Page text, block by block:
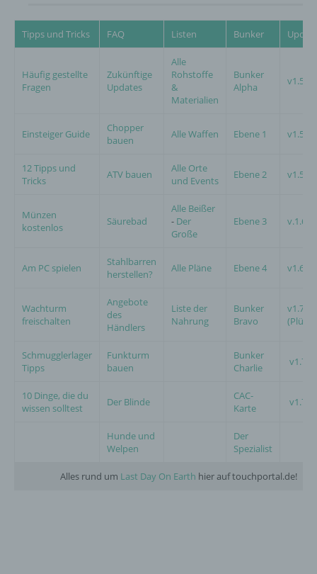
Tipps und Tricks FAQ Listen Bunker
Alles rund um Last Day On Earth hier auf touchportal.de!
Häufig gestellte
Fragen
Zukünftige
Updates
Alle
Rohstoffe
&
Materialien
Bunker
Alpha
v1.5.5
Einsteiger Guide
Chopper
bauen
Alle Waffen Ebene 1 v1.5.6
12 Tipps und
Tricks
ATV bauen
Alle Orte
und Events
Ebene 2 v1.5.8
Münzen
kostenlos
Säurebad
Alle Beißer
- Der
Große
Ebene 3 v.1.6
Am PC spielen
Stahlbarren
herstellen?
Alle Pläne Ebene 4 v1.6.4
Wachturm
freischalten
Angebote
des
Händlers
Liste der
Nahrung
Bunker
Bravo
v1.7
Schmugglerlager
Tipps
Funkturm
bauen
Bunker
Charlie
v1.7.9
10 Dinge, die du
wissen solltest
Der Blinde
CAC-
Karte
Hunde und
Welpen
Der
Spezialist